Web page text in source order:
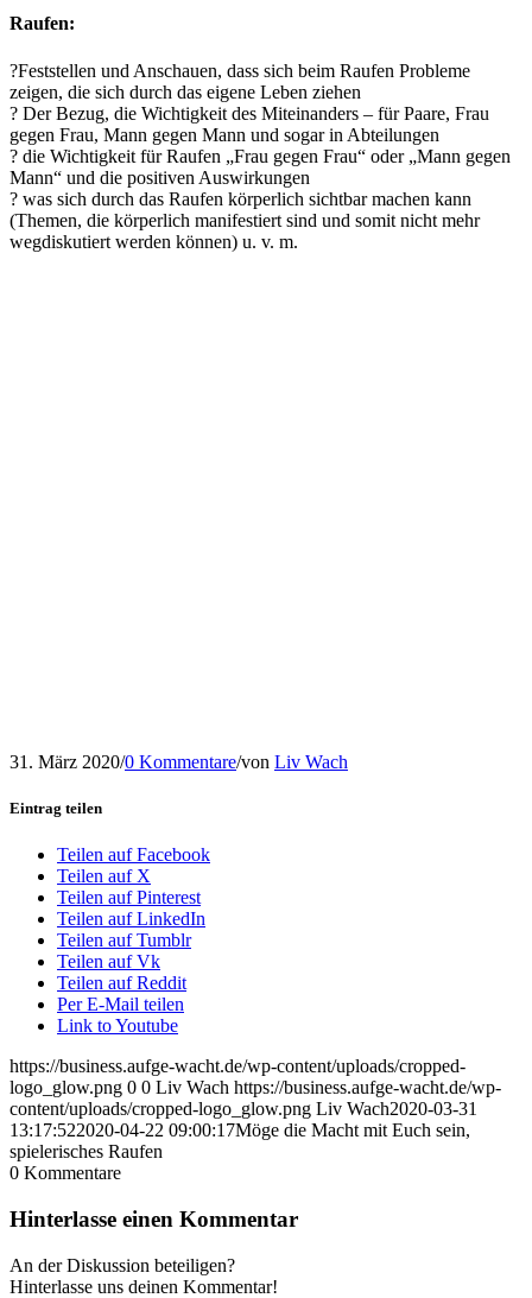
Raufen:
?Feststellen und Anschauen, dass sich beim Raufen Probleme
zeigen, die sich durch das eigene Leben ziehen
? Der Bezug, die Wichtigkeit des Miteinanders – für Paare, Frau
gegen Frau, Mann gegen Mann und sogar in Abteilungen
? die Wichtigkeit für Raufen „Frau gegen Frau“ oder „Mann gegen
Mann“ und die positiven Auswirkungen
? was sich durch das Raufen körperlich sichtbar machen kann
(Themen, die körperlich manifestiert sind und somit nicht mehr
wegdiskutiert werden können) u. v. m.
31. März 2020/0 Kommentare/von Liv Wach
Eintrag teilen
Teilen auf Facebook
Teilen auf X
Teilen auf Pinterest
Teilen auf LinkedIn
Teilen auf Tumblr
Teilen auf Vk
Teilen auf Reddit
Per E-Mail teilen
Link to Youtube
https://business.aufge-wacht.de/wp-content/uploads/cropped-
logo_glow.png 0 0 Liv Wach https://business.aufge-wacht.de/wp-
content/uploads/cropped-logo_glow.png Liv Wach2020-03-31
13:17:522020-04-22 09:00:17Möge die Macht mit Euch sein,
spielerisches Raufen
0 Kommentare
Hinterlasse einen Kommentar
An der Diskussion beteiligen?
Hinterlasse uns deinen Kommentar!